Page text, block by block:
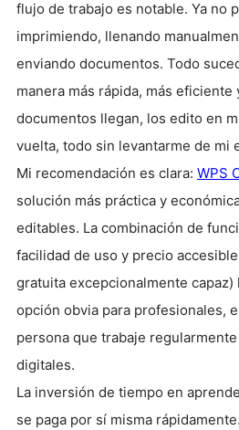
flujo de trabajo es notable. Ya no
imprimiendo, llenando
enviando documentos. Todo
manera más rápida, más eficiente
documentos llegan, los edito en
vuelta, todo sin levantarme de mi
Mi recomendación es clara: WPS
solución más práctica y
editables. La combinación de
facilidad de uso y precio
gratuita excepcionalmente
opción obvia para profesionales,
persona que trabaje
digitales.
La inversión de tiempo en
se paga por sí misma